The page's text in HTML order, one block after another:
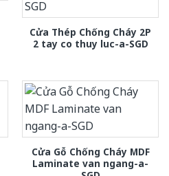
Cửa Thép Chống Cháy 2P
2 tay co thuy luc-a-SGD
Cửa Gỗ Chống Cháy MDF
Laminate van ngang-a-